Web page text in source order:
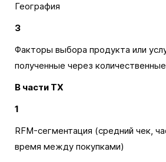
География
3
Факторы выбора продукта или
полученные через
В части TX
1
RFM-сегментация (средний чек,
время между покупками)